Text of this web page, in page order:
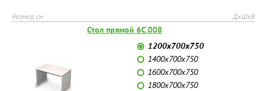
Размер, см ДхШхВ
Стол прямой 6С.008
1200х700х750
1400х700х750
1600х700х750
1800х700х750